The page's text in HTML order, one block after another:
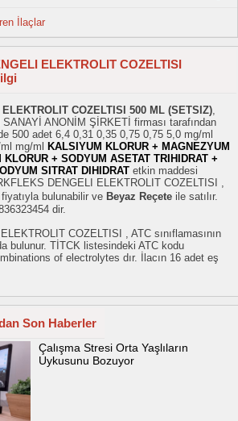
İlaçlar
ELEKTROLIT COZELTISI
COZELTISI 500 ML (SETSIZ),
ANONİM ŞİRKETİ firması tarafından
500 adet 6,4 0,31 0,35 0,75 0,75 5,0 mg/ml
mg/ml
KALSIYUM KLORUR + MAGNEZYUM
KLORUR + SODYUM ASETAT TRIHIDRAT +
SITRAT DIHIDRAT etkin maddesi
DENGELI ELEKTROLIT COZELTISI ,
bulunabilir ve Beyaz Reçete ile satılır.
dir.
COZELTISI , ATC sınıflamasının
bulunur. TİTCK listesindeki ATC kodu
of electrolytes dır. İlacın 16 adet eş
Son Haberler
Çalışma Stresi Orta Yaşlıların
Uykusunu Bozuyor